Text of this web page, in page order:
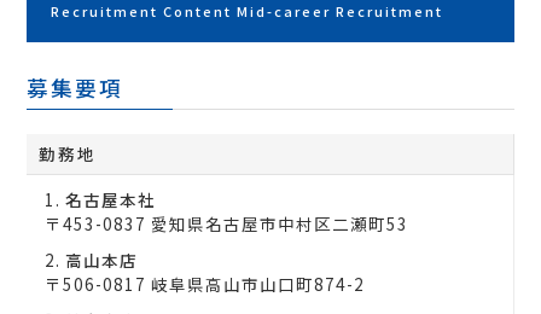
Recruitment Content Mid-career Recruitment
募集要項
勤務地
名古屋本社
〒453-0837 愛知県名古屋市中村区二瀬町53
高山本店
〒506-0817 岐阜県高山市山口町874-2